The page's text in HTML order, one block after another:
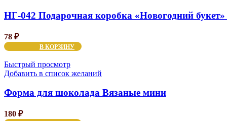
НГ-042 Подарочная коробка «Новогодний букет»
78 ₽
В КОРЗИНУ
Быстрый просмотр
Добавить в список желаний
Форма для шоколада Вязаные мини
180 ₽